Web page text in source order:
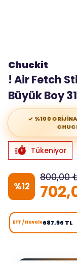
Chuckit
! Air Fetch
Büyük Boy
✓ %100
Tükeniyor
%12
800,00
EFT / Havale687,96 TL